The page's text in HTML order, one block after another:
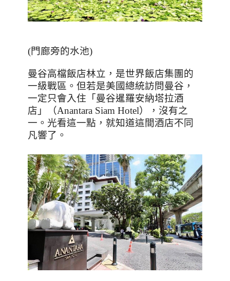
(門廊旁的水池)
曼谷高檔飯店林立，是世界飯店集團的
一級戰區。但若是美國總統訪問曼谷，
一定只會入住「曼谷暹羅安納塔拉酒
店」（Anantara Siam Hotel），沒有之
一。光看這一點，就知道這間酒店不同
凡響了。